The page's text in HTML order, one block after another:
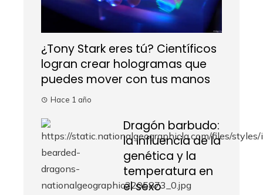
¿Tony Stark eres tú? Científicos
logran crear hologramas que
puedes mover con tus manos
Hace 1 año
Dragón barbudo:
la influencia de la
genética y la
temperatura en
el sexo